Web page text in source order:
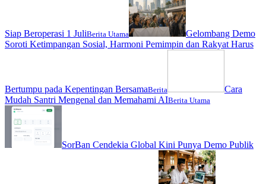
Siap Beroperasi 1 JuliBerita Utama
Gelombang Demo
Soroti Ketimpangan Sosial, Harmoni Pemimpin dan Rakyat Harus
Bertumpu pada Kepentingan BersamaBerita
Cara
Mudah Santri Mengenal dan Memahami AIBerita Utama
SorBan Cendekia Global Kini Punya Demo Publik